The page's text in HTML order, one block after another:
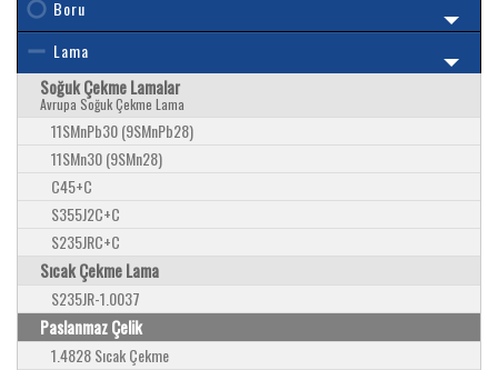
Boru
Lama
Soğuk Çekme Lamalar
Avrupa Soğuk Çekme Lama
11SMnPb30 (9SMnPb28)
11SMn30 (9SMn28)
C45+C
S355J2C+C
S235JRC+C
Sıcak Çekme Lama
S235JR-1.0037
Paslanmaz Çelik
1.4828 Sıcak Çekme